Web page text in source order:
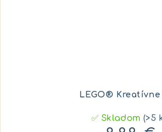
LEGO® Kreatívne
✅ Skladom(>5